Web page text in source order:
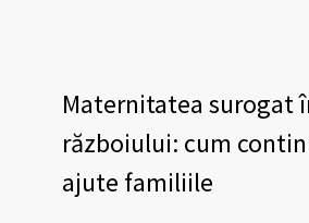
Maternitatea surogat
războiului: cum
ajute familiile